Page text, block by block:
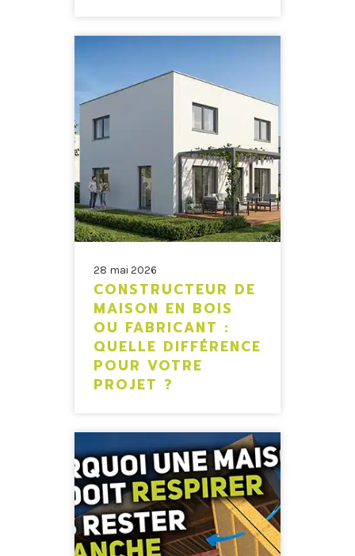
28 mai 2026
CONSTRUCTEUR DE
MAISON EN BOIS
OU FABRICANT :
QUELLE DIFFÉRENCE
POUR VOTRE
PROJET ?